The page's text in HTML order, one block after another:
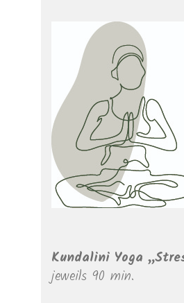
Kundalini Yoga
jeweils 90 min.